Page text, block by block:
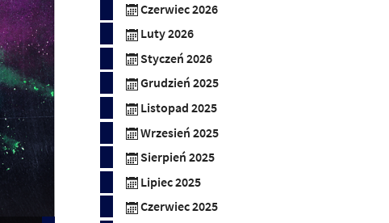
Czerwiec 2026
Luty 2026
Styczeń 2026
Grudzień 2025
Listopad 2025
Wrzesień 2025
Sierpień 2025
Lipiec 2025
Czerwiec 2025